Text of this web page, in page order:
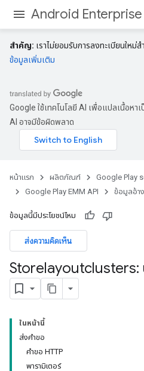
Android Enterprise
สําคัญ: เราไม่ยอมรับการลงทะเบียนใหม่
ข้อมูลเพิ่มเติม
Google ใช้เทคโนโลยี AI เพื่อแปลเนื้อห
AI อาจมีข้อผิดพลาด
หน้าแรก ผลิตภัณฑ์ Google Play
Google Play EMM API
ข้อมูลอ้า
ข้อมูลนี้มีประโยชน์ไหม
ส่งความคิดเห็น
Storelayoutclusters:
ในหน้านี้
ส่งคำขอ
คำขอ HTTP
พารามิเตอร์